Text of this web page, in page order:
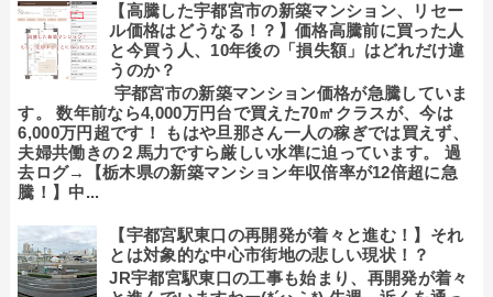
【高騰した宇都宮市の新築マンション、リセー
ル価格はどうなる！？】価格高騰前に買った人
と今買う人、10年後の「損失額」はどれだけ違
うのか？
宇都宮市の新築マンション価格が急騰していま
す。 数年前なら4,000万円台で買えた70㎡クラスが、今は
6,000万円超です！ もはや旦那さん一人の稼ぎでは買えず、
夫婦共働きの２馬力ですら厳しい水準に迫っています。 過
去ログ→【栃木県の新築マンション年収倍率が12倍超に急
騰！】中...
【宇都宮駅東口の再開発が着々と進む！】それ
とは対象的な中心市街地の悲しい現状！？
JR宇都宮駅東口の工事も始まり、再開発が着々